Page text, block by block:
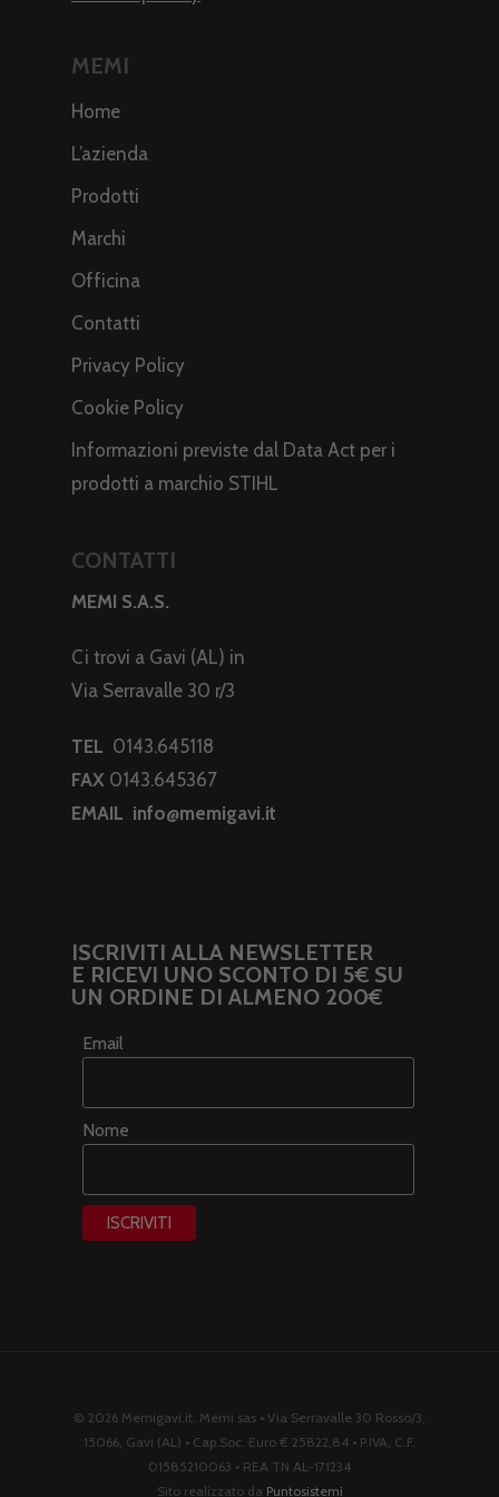
MEMI
Home
L’azienda
Prodotti
Marchi
Officina
Contatti
Privacy Policy
Cookie Policy
Informazioni previste dal Data Act per i
prodotti a marchio STIHL
CONTATTI
MEMI S.A.S.
Ci trovi a Gavi (AL) in
Via Serravalle 30 r/3
TEL 0143.645118
FAX 0143.645367
EMAIL info@memigavi.it
ISCRIVITI ALLA NEWSLETTER
E RICEVI UNO SCONTO DI 5€ SU
UN ORDINE DI ALMENO 200€
Email
Nome
© 2026 Memigavi.it. Memi sas • Via Serravalle 30 Rosso/3,
15066, Gavi (AL) • Cap.Soc. Euro € 25822,84 • P.IVA, C.F.
01585210063 • REA TN AL-171234
Sito realizzato da Puntosistemi